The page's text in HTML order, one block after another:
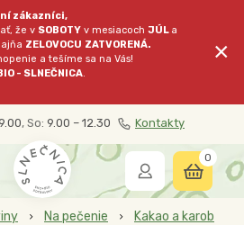
zákazníci,
že v SOBOTY v mesiacochJÚL a
ZELOVOCU ZATVORENÁ.
a tešíme sa na Vás!
- SLNEČNICA.
×
, So: 9.00 – 12.30 Kontakty
0
Na pečenie
Kakao a karob